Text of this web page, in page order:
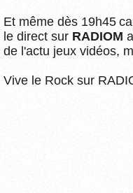
Et même dès 19h45
le direct sur RADIOM
de l'actu jeux vidéos,
Vive le Rock sur